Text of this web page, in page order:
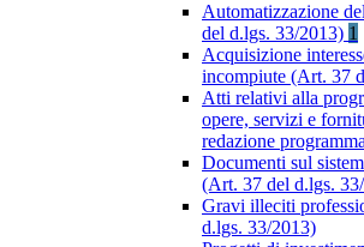
Automatizzazione
del d.lgs. 33/2013) 1
Acquisizione
incompiute (Art. 37
Atti relativi alla
opere, servizi e
redazione
Documenti sul
(Art. 37 del d.lgs.
Gravi illeciti
d.lgs. 33/2013)